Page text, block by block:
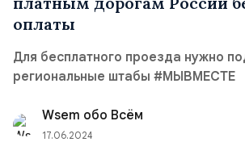
оплаты
Для бесплатного проезда нужно
региональные штабы #МЫВМЕСТЕ
Wsem обо Всём
17.06.2024